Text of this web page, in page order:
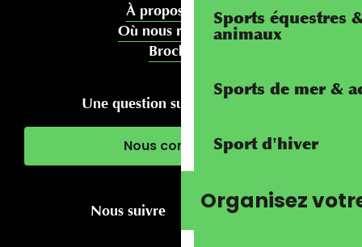
Sports équestres
animaux
Sports de mer &
Sport d'hiver
Organisez
À propos de nous
Où nous rencontrer
Brochures
Une question sur votre séjour ?
Nous contacter
Nous suivre